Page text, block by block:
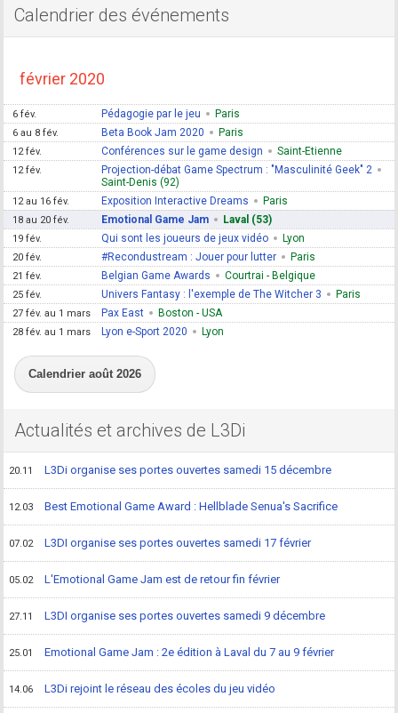
Calendrier des événements
février 2020
6 fév. Pédagogie par le jeu Paris
6 au 8 fév. Beta Book Jam 2020 Paris
12 fév. Conférences sur le game design Saint-Etienne
12 fév.
Projection-débat Game Spectrum : "Masculinité Geek" 2
Saint-Denis (92)
12 au 16 fév. Exposition Interactive Dreams Paris
18 au 20 fév. Emotional Game Jam Laval (53)
19 fév. Qui sont les joueurs de jeux vidéo Lyon
20 fév. #Recondustream : Jouer pour lutter Paris
21 fév. Belgian Game Awards Courtrai - Belgique
25 fév. Univers Fantasy : l'exemple de The Witcher 3 Paris
27 fév. au 1 mars Pax East Boston - USA
28 fév. au 1 mars Lyon e-Sport 2020 Lyon
Calendrier août 2026
Actualités et archives de L3Di
20.11 L3Di organise ses portes ouvertes samedi 15 décembre
12.03 Best Emotional Game Award : Hellblade Senua's Sacrifice
07.02 L3DI organise ses portes ouvertes samedi 17 février
05.02 L'Emotional Game Jam est de retour fin février
27.11 L3DI organise ses portes ouvertes samedi 9 décembre
25.01 Emotional Game Jam : 2e édition à Laval du 7 au 9 février
14.06 L3Di rejoint le réseau des écoles du jeu vidéo